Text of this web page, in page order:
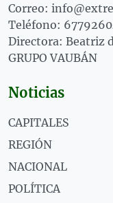
Correo:
Teléfono:
Directora: Beatriz
GRUPO VAUBÁN
Noticias
CAPITALES
REGIÓN
NACIONAL
POLÍTICA